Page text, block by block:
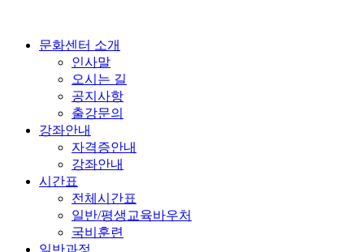
문화센터 소개
인사말
오시는 길
공지사항
출강문의
강좌안내
자격증안내
강좌안내
시간표
전체시간표
일반/평생교육바우처
국비훈련
일반과정